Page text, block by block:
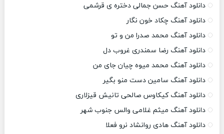
دانلود آهنگ حسن جمالی دختره ی قرشمی
دانلود آهنگ چکاد خون نگار
دانلود آهنگ محمد صدرا من و تو
دانلود آهنگ رضا سمندری غروب دل
دانلود آهنگ محمد میوه چیان جای من
دانلود آهنگ سامین دست منو بگیر
دانلود آهنگ کیکاوس صالحی تانیش قیزلاری
دانلود آهنگ میثم غلامی والس جنوب شهر
دانلود آهنگ هادی روانشاد نرو فعلا